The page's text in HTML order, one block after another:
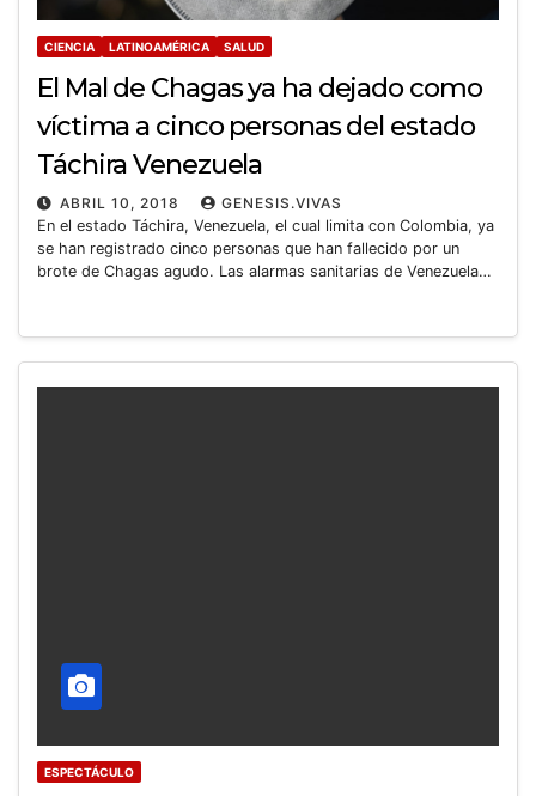
CIENCIA LATINOAMÉRICA SALUD
El Mal de Chagas ya ha dejado como
víctima a cinco personas del estado
Táchira Venezuela
ABRIL 10, 2018
GENESIS.VIVAS
En el estado Táchira, Venezuela, el cual limita con Colombia, ya
se han registrado cinco personas que han fallecido por un
brote de Chagas agudo. Las alarmas sanitarias de Venezuela…
ESPECTÁCULO